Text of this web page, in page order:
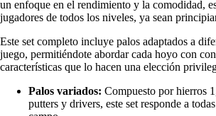
un enfoque en el rendimiento y la comodidad,
jugadores de todos los niveles, ya sean
Este set completo incluye palos adaptados a
juego, permitiéndote abordar cada hoyo con
características que lo hacen una elección
Palos variados: Compuesto por hierros
putters y drivers, este set responde a